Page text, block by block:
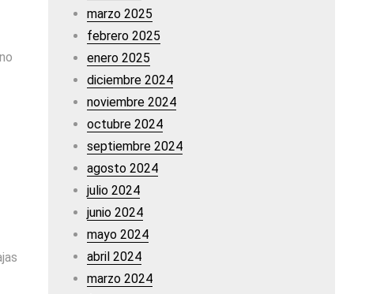
marzo 2025
febrero 2025
enero 2025
diciembre 2024
noviembre 2024
octubre 2024
septiembre 2024
agosto 2024
julio 2024
junio 2024
mayo 2024
abril 2024
marzo 2024